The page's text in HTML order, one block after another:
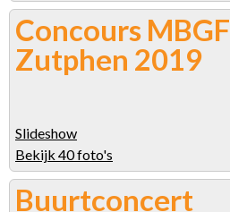
Concours MBGF
Zutphen 2019
Slideshow
Bekijk 40 foto's
Buurtconcert